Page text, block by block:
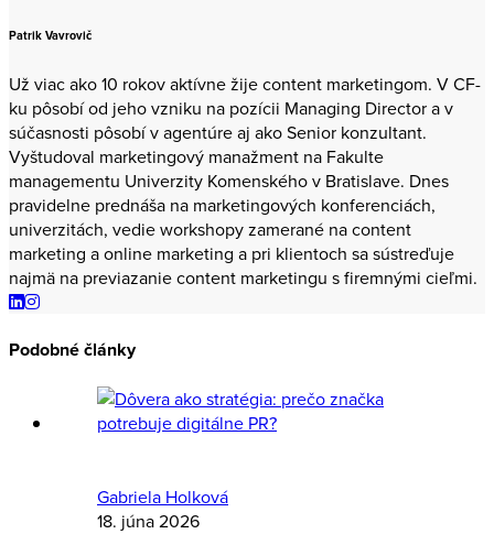
Patrik Vavrovič
Už viac ako 10 rokov aktívne žije content marketingom. V CF-
ku pôsobí od jeho vzniku na pozícii Managing Director a v
súčasnosti pôsobí v agentúre aj ako Senior konzultant.
Vyštudoval marketingový manažment na Fakulte
managementu Univerzity Komenského v Bratislave. Dnes
pravidelne prednáša na marketingových konferenciách,
univerzitách, vedie workshopy zamerané na content
marketing a online marketing a pri klientoch sa sústreďuje
najmä na previazanie content marketingu s firemnými cieľmi.
Podobné články
Gabriela Holková
18. júna 2026